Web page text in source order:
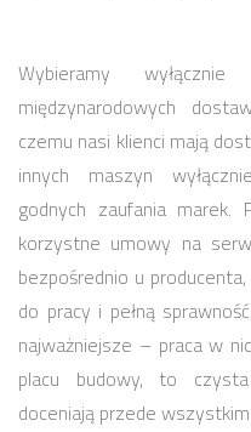
Wybieramy
międzynarodowych
czemu nasi klienci mają
innych maszyn
godnych zaufania marek.
korzystne umowy na
bezpośrednio u
do pracy i pełną
najważniejsze – praca w
placu budowy, to
doceniają przede